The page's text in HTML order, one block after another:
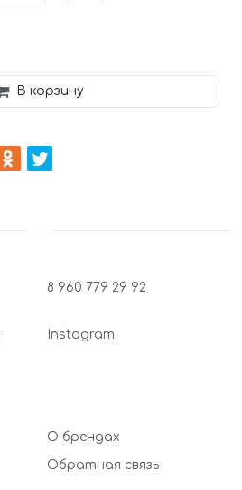
В корзину
8 960 779 29 92
Instagram
О брендах
Обратная связь